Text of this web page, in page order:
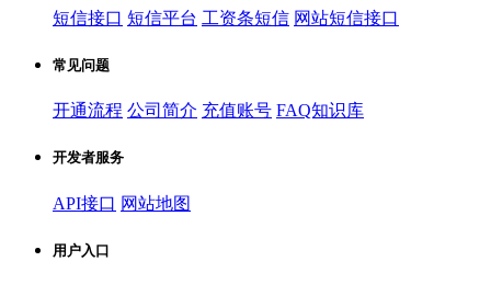
短信接口 短信平台 工资条短信 网站短信接口
常见问题
开通流程 公司简介 充值账号 FAQ知识库
开发者服务
API接口 网站地图
用户入口